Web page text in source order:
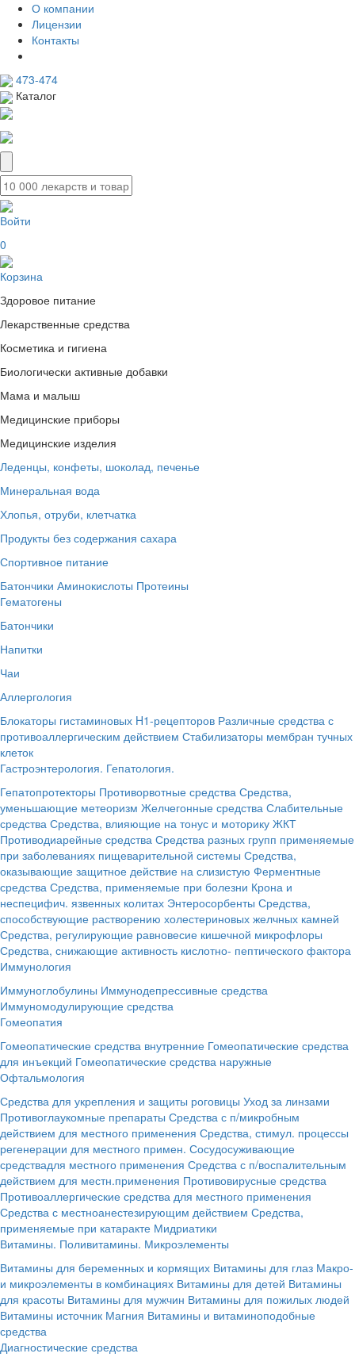
О компании
Лицензии
Контакты
473-474
Каталог
Войти
0
Корзина
Здоровое питание
Лекарственные средства
Косметика и гигиена
Биологически активные добавки
Мама и малыш
Медицинские приборы
Медицинские изделия
Леденцы, конфеты, шоколад, печенье
Минеральная вода
Хлопья, отруби, клетчатка
Продукты без содержания сахара
Спортивное питание
Батончики Аминокислоты Протеины
Гематогены
Батончики
Напитки
Чаи
Аллергология
Блокаторы гистаминовых H1-рецепторов Различные средства с
противоаллергическим действием Стабилизаторы мембран тучных
клеток
Гастроэнтерология. Гепатология.
Гепатопротекторы Противорвотные средства Средства,
уменьшающие метеоризм Желчегонные средства Слабительные
средства Средства, влияющие на тонус и моторику ЖКТ
Противодиарейные средства Средства разных групп применяемые
при заболеваниях пищеварительной системы Средства,
оказывающие защитное действие на слизистую Ферментные
средства Средства, применяемые при болезни Крона и
неспецифич. язвенных колитах Энтеросорбенты Средства,
способствующие растворению холестериновых желчных камней
Средства, регулирующие равновесие кишечной микрофлоры
Средства, снижающие активность кислотно- пептического фактора
Иммунология
Иммуноглобулины Иммунодепрессивные средства
Иммуномодулирующие средства
Гомеопатия
Гомеопатические средства внутренние Гомеопатические средства
для инъекций Гомеопатические средства наружные
Офтальмология
Средства для укрепления и защиты роговицы Уход за линзами
Противоглаукомные препараты Средства с п/микробным
действием для местного применения Средства, стимул. процессы
регенерации для местного примен. Сосудосуживающие
средствадля местного применения Средства с п/воспалительным
действием для местн.применения Противовирусные средства
Противоаллергические средства для местного применения
Средства с местноанестезирующим действием Средства,
применяемые при катаракте Мидриатики
Витамины. Поливитамины. Микроэлементы
Витамины для беременных и кормящих Витамины для глаз Макро-
и микроэлементы в комбинациях Витамины для детей Витамины
для красоты Витамины для мужчин Витамины для пожилых людей
Витамины источник Магния Витамины и витаминоподобные
средства
Диагностические средства